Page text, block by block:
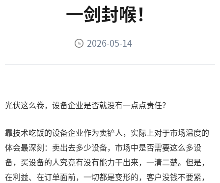
一剑封喉！
2026-05-14
光伏这么卷，设备企业是否就没有一点点责任？
靠技术吃饭的设备企业作为卖铲人，实际上对于市场温度的
体会最深刻：卖出去多少设备，市场中是否需要这么多设
备，买设备的人究竟有没有能力干出来，一清二楚。但是，
在利益、在订单面前，一切都是变形的，客户没钱不要紧，